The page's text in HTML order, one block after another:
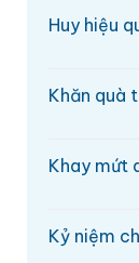
Huy hiệu
Khăn quà
Khay mứt
Kỷ niệm